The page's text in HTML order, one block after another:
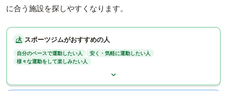
に合う施設を探しやすくなります。
スポーツジムがおすすめの人
自分のペースで運動したい人
安く・気軽に運動したい人
様々な運動をして楽しみたい人